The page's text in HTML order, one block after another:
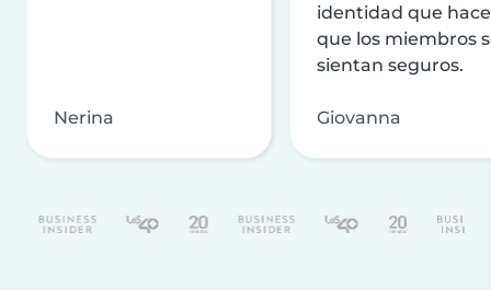
Nerina
identidad que
que los miembros
sientan seguros.
Giovanna